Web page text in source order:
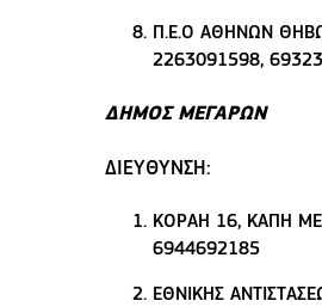
Π.Ε.Ο ΑΘΗΝΩΝ
2263091598,
ΔΗΜΟΣ ΜΕΓΑΡΩΝ
ΔΙΕΥΘΥΝΣΗ:
ΚΟΡΑΗ 16, ΚΑΠΗ
6944692185
ΕΘΝΙΚΗΣ